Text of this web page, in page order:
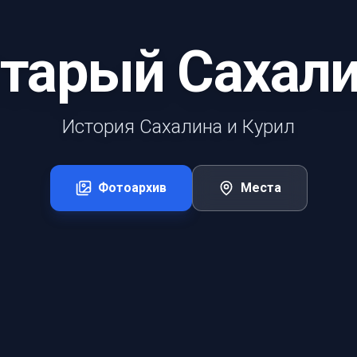
История Сахалина и Курил
Фотоархив Места